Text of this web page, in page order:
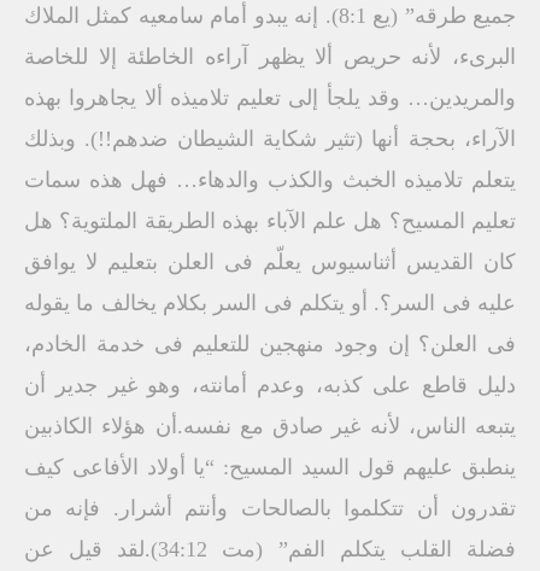
جميع طرقه” (يع 8:1). إنه يبدو أمام سامعيه كمثل الملاك
البرىء، لأنه حريص ألا يظهر آراءه الخاطئة إلا للخاصة
والمريدين… وقد يلجأ إلى تعليم تلاميذه ألا يجاهروا بهذه
الآراء، بحجة أنها (تثير شكاية الشيطان ضدهم!!). وبذلك
يتعلم تلاميذه الخبث والكذب والدهاء… فهل هذه سمات
تعليم المسيح؟ هل علم الآباء بهذه الطريقة الملتوية؟ هل
كان القديس أثناسيوس يعلّم فى العلن بتعليم لا يوافق
عليه فى السر؟. أو يتكلم فى السر بكلام يخالف ما يقوله
فى العلن؟ إن وجود منهجين للتعليم فى خدمة الخادم،
دليل قاطع على كذبه، وعدم أمانته، وهو غير جدير أن
يتبعه الناس، لأنه غير صادق مع نفسه.أن هؤلاء الكاذبين
ينطبق عليهم قول السيد المسيح: “يا أولاد الأفاعى كيف
تقدرون أن تتكلموا بالصالحات وأنتم أشرار. فإنه من
فضلة القلب يتكلم الفم” (مت 34:12).لقد قيل عن